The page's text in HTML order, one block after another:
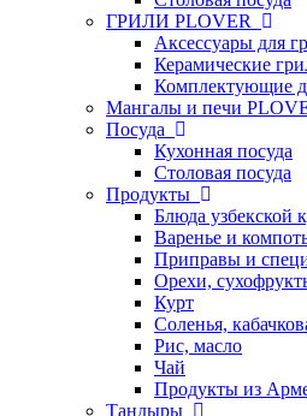
ГРИЛИ PLOVER
Аксессуары для
Керамические
Комплектующие
Мангалы и печи
Посуда
Кухонная посуда
Столовая посуда
Продукты
Блюда узбекской
Варенье и
Приправы и
Орехи,
Курт
Соленья,
Рис, масло
Чай
Продукты из
Тандыры